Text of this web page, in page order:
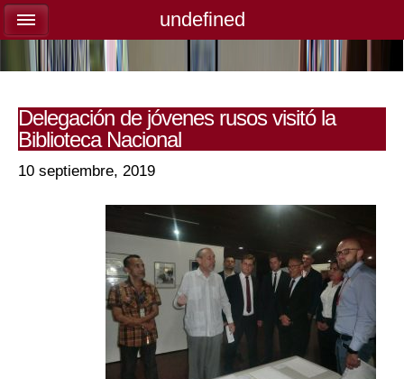
Delegación de jóvenes rusos visitó la
Biblioteca Nacional
10 septiembre, 2019
undefined
undefined